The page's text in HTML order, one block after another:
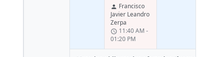
person Francisco
Javier Leandro
Zerpa
schedule 11:40 AM -
01:20 PM